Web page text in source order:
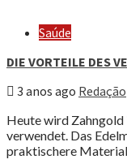
Saúde
DIE VORTEILE DES
3 anos ago Redação
Heute wird Zahngold
verwendet. Das
praktischere